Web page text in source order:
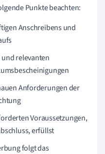
Punkte beachten:
Anschreibens und
relevanten
Anforderungen der
Voraussetzungen,
erfüllst
folgt das